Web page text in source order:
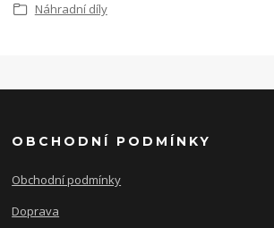
Náhradní díly
OBCHODNÍ PODMÍNKY
Obchodní podmínky
Doprava